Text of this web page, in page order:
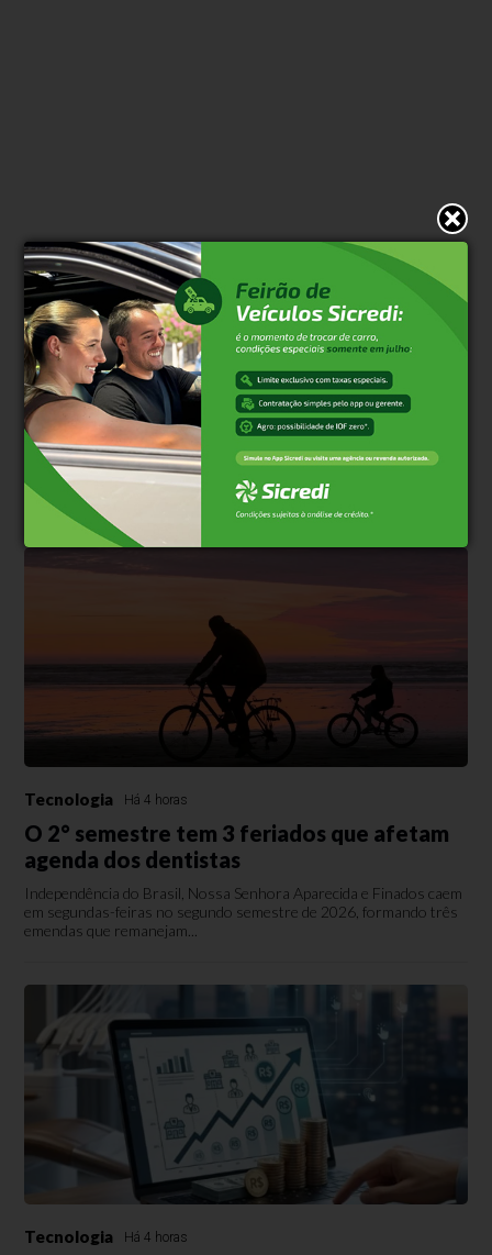
* O conteúdo de cada comentário é de responsabilidade de quem
realizá-lo. Nos reservamos ao direito de reprovar ou eliminar
comentários em desacordo com o propósito do site ou que
contenham palavras ofensivas.
500caracteres restantes.
Comentar
Tecnologia Há 4 horas
O 2° semestre tem 3 feriados que afetam
agenda dos dentistas
Independência do Brasil, Nossa Senhora Aparecida e Finados caem
em segundas-feiras no segundo semestre de 2026, formando três
emendas que remanejam...
Tecnologia Há 4 horas